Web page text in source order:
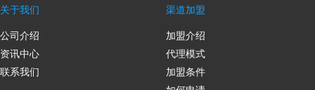
关于我们
公司介绍
资讯中心
联系我们
渠道加盟
加盟介绍
代理模式
加盟条件